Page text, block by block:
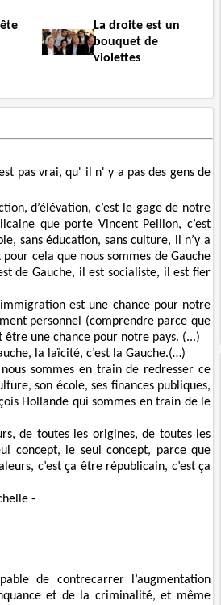
La droite est un
bouquet de
violettes
pas vrai, qu' il n' y a pas des gens de
d’élévation, c’est le gage de notre
que porte Vincent Peillon, c’est
sans éducation, sans culture, il n’y a
cela que nous sommes de Gauche
de Gauche, il est socialiste, il est fier
est une chance pour notre
personnel (comprendre parce que
une chance pour notre pays. (...)
la laïcité, c’est la Gauche.(…)
sommes en train de redresser ce
son école, ses finances publiques,
Hollande qui sommes en train de le
de toutes les origines, de toutes les
concept, le seul concept, parce que
c’est ça être républicain, c’est ça
-
de contrecarrer l’augmentation
et de la criminalité, et même